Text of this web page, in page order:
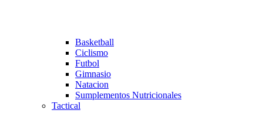
Basketball
Ciclismo
Futbol
Gimnasio
Natacion
Sumplementos Nutricionales
Tactical